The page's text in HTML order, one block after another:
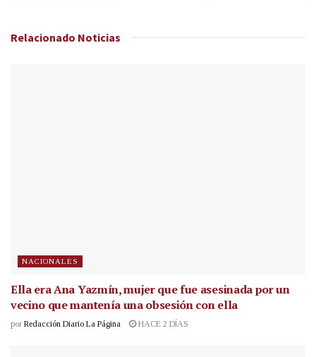
Relacionado Noticias
NACIONALES
Ella era Ana Yazmín, mujer que fue asesinada por un
vecino que mantenía una obsesión con ella
por Redacción Diario La Página HACE 2 DÍAS